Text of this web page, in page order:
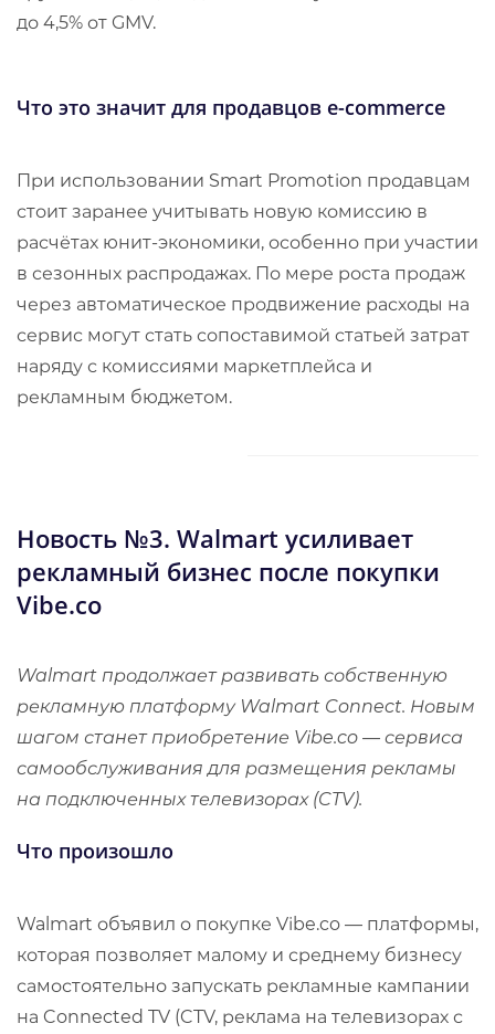
до 4,5% от GMV.
Что это значит для продавцов e-commerce
При использовании Smart Promotion продавцам
стоит заранее учитывать новую комиссию в
расчётах юнит-экономики, особенно при участии
в сезонных распродажах. По мере роста продаж
через автоматическое продвижение расходы на
сервис могут стать сопоставимой статьей затрат
наряду с комиссиями маркетплейса и
рекламным бюджетом.
​Новость №3. Walmart усиливает
рекламный бизнес после покупки
Vibe.co
Walmart продолжает развивать собственную
рекламную платформу Walmart Connect. Новым
шагом станет приобретение Vibe.co — сервиса
самообслуживания для размещения рекламы
на подключенных телевизорах (CTV).
Что произошло
Walmart объявил о покупке Vibe.co — платформы,
которая позволяет малому и среднему бизнесу
самостоятельно запускать рекламные кампании
на Connected TV (CTV, реклама на телевизорах с